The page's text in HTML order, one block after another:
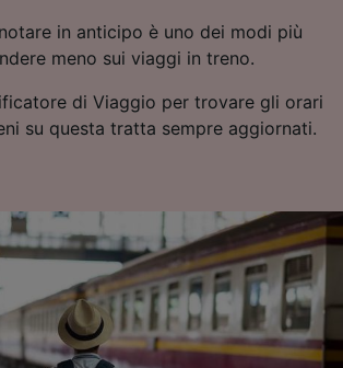
in anticipo è uno dei modi più
meno sui viaggi in treno.
di Viaggio per trovare gli orari
su questa tratta sempre aggiornati.
usati a scopi di
se non ci hai fornito il consenso
partner trattiamo i dati per
fini dell’identificazione.
su dispositivo e/o
e contenuti
misurazione delle prestazioni
e degli annunci, ricerche sul
di servizi.